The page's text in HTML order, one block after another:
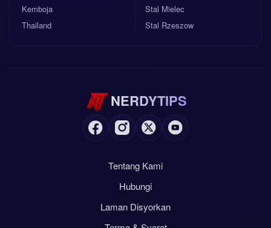
Kemboja
Thailand
Stal Mielec
Stal Rzeszow
NERDYTIPS
Tentang Kami
Hubungi
Laman Disyorkan